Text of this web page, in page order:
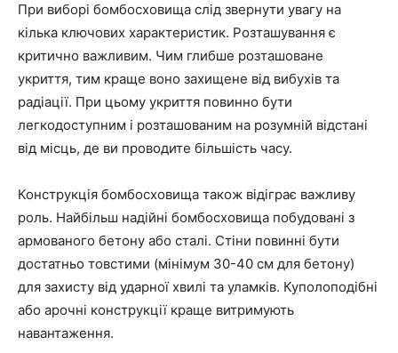
При виборі бомбосховища слід звернути увагу на
кілька ключових характеристик. Розташування є
критично важливим. Чим глибше розташоване
укриття, тим краще воно захищене від вибухів та
радіації. При цьому укриття повинно бути
легкодоступним і розташованим на розумній відстані
від місць, де ви проводите більшість часу.
Конструкція бомбосховища також відіграє важливу
роль. Найбільш надійні бомбосховища побудовані з
армованого бетону або сталі. Стіни повинні бути
достатньо товстими (мінімум 30-40 см для бетону)
для захисту від ударної хвилі та уламків. Куполоподібні
або арочні конструкції краще витримують
навантаження.